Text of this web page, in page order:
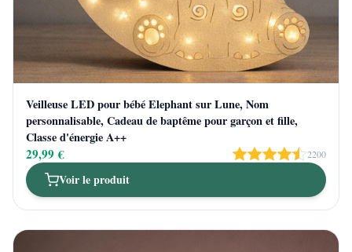
Veilleuse LED pour bébé Elephant sur Lune, Nom
personnalisable, Cadeau de baptême pour garçon et fille,
Classe d'énergie A++
29,99 € 2200
Voir le produit